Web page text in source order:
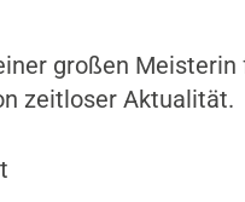
großen Meisterin
zeitloser Aktualität.